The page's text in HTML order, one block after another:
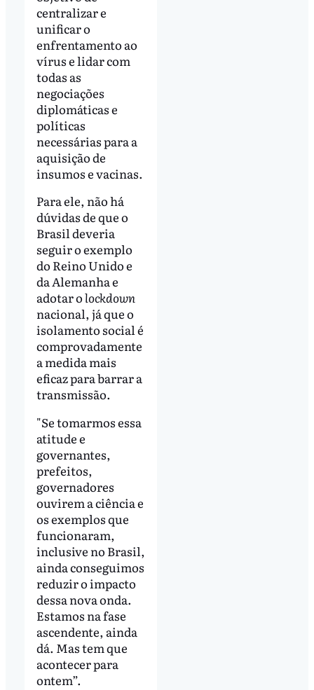
centralizar e
unificar o
enfrentamento ao
vírus e lidar com
todas as
negociações
diplomáticas e
políticas
necessárias para a
aquisição de
insumos e vacinas.
Para ele, não há
dúvidas de que o
Brasil deveria
seguir o exemplo
do Reino Unido e
da Alemanha e
adotar olockdown
nacional, já que o
isolamento social é
comprovadamente
a medida mais
eficaz para barrar a
transmissão.
"Se tomarmos essa
atitude e
governantes,
prefeitos,
governadores
ouvirem a ciência e
os exemplos que
funcionaram,
inclusive no Brasil,
ainda conseguimos
reduzir o impacto
dessa nova onda.
Estamos na fase
ascendente, ainda
dá. Mas tem que
acontecer para
ontem”.